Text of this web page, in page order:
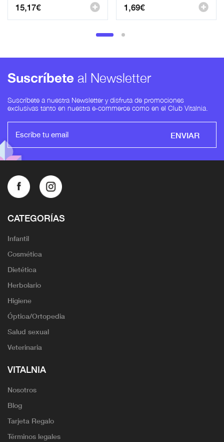
15,17€ 1,69€
Suscríbete al Newsletter
Suscríbete a nuestra Newsletter y disfruta de promociones
exclusivas tanto en nuestra e-commerce como en el Club Vitalnia.
ENVIAR
CATEGORÍAS
Infantil
Cosmética
Dietética
Herbolario
Higiene
Óptica/Ortopedia
Salud sexual
Veterinaria
VITALNIA
Nosotros
Blog
Tarjeta Regalo
Términos legales